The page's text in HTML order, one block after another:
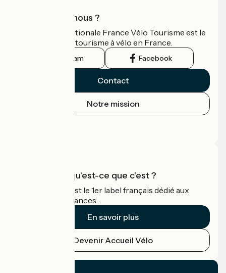
Qui sommes-nous ?
L'association nationale France Vélo Tourisme est le
guide officiel du tourisme à vélo en France.
Instagram Facebook
Contact
Notre mission
Accueil Vélo qu'est-ce que c'est ?
Accueil Vélo c'est le 1er label français dédié aux
cyclistes en vacances.
En savoir plus
Devenir Accueil Vélo